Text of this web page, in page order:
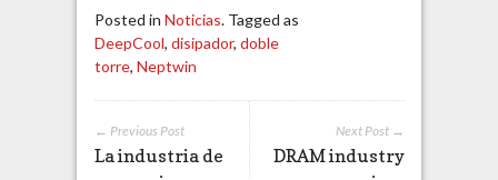
Posted in Noticias. Tagged as
DeepCool, disipador, doble
torre, Neptwin
Next Post →
DRAM industry
← Previous Post
La industria de